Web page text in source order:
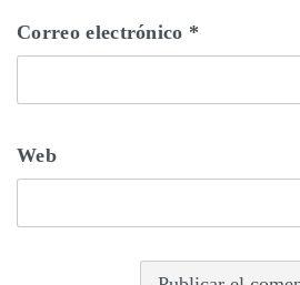
Correo electrónico *
Web